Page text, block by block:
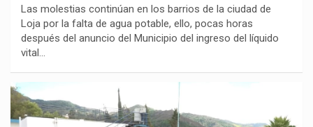
Las molestias continúan en los barrios de la ciudad de
Loja por la falta de agua potable, ello, pocas horas
después del anuncio del Municipio del ingreso del líquido
vital…